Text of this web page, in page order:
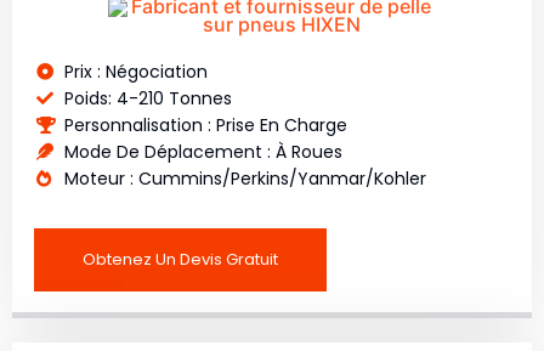
Prix : Négociation
Poids: 4-210 Tonnes
Personnalisation : Prise En Charge
Mode De Déplacement : À Roues
Moteur : Cummins/Perkins/Yanmar/Kohler
Obtenez Un Devis Gratuit